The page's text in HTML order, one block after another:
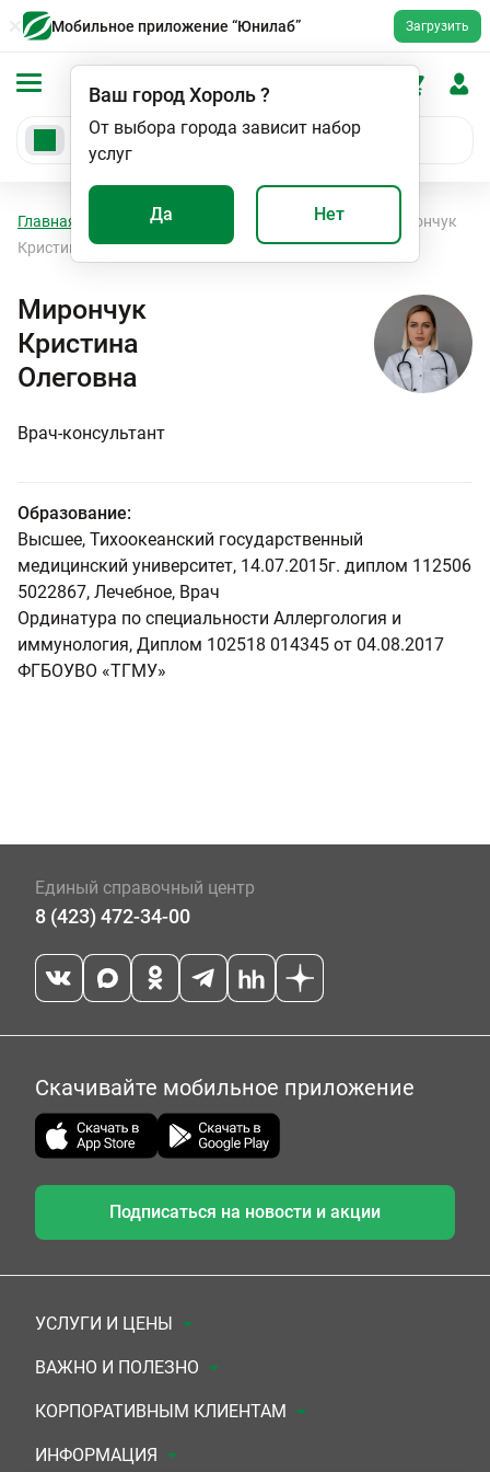
Мобильное приложение “Юнилаб” Загрузить
Ваш городХороль?
От выбора города зависит набор
услуг
Да Нет
Главная Специалисты Врач-консультант
Мирончук
Кристина Олеговна
Мирончук
Кристина
Олеговна
Врач-консультант
Образование:
Высшее, Тихоокеанский государственный
медицинский университет, 14.07.2015г. диплом 112506
5022867, Лечебное, Врач
Ординатура по специальности Аллергология и
иммунология, Диплом 102518 014345 от 04.08.2017
ФГБОУВО «ТГМУ»
Единый справочный центр
8 (423) 472-34-00
Скачивайте мобильное приложение
Подписаться на новости и акции
УСЛУГИ И ЦЕНЫ
Анализы
Комплексы
УЗИ
ВАЖНО И ПОЛЕЗНО
Документы для заключения договора
Система скидок
КОРПОРАТИВНЫМ КЛИЕНТАМ
Медицинским организациям
ИНФОРМАЦИЯ